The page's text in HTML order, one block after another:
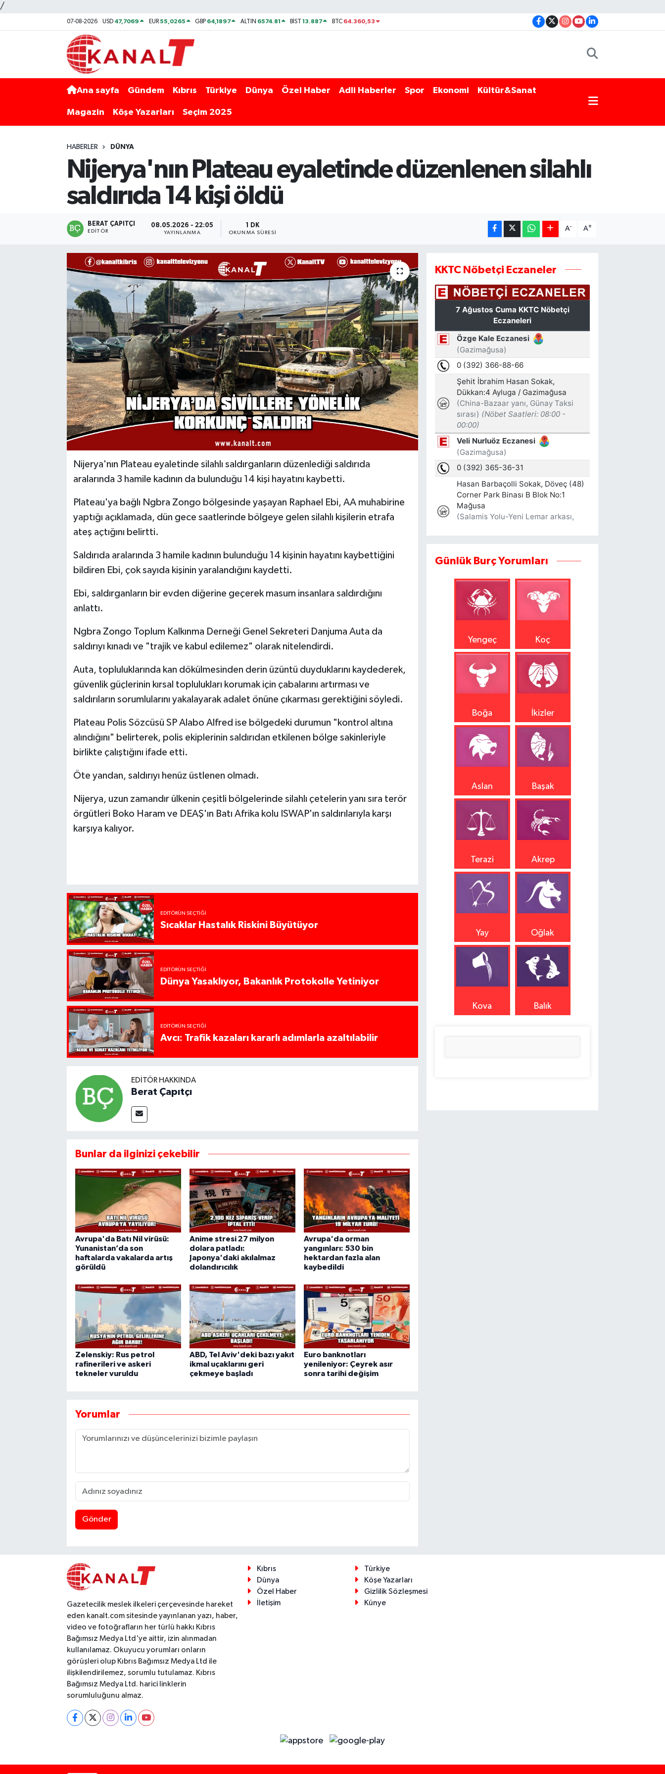
/
07-08-2026 USD 47,7069 EUR55,0265 GBP 64,1897 ALTIN 6574.81 BİST13.887 BTC 64.360,53
Ana sayfa Gündem Kıbrıs Türkiye Dünya Özel Haber Adli Haberler Spor Ekonomi Kültür&Sanat
Magazin Köşe Yazarları Seçim 2025
HABERLER DÜNYA
Nijerya'nın Plateau eyaletinde düzenlenen silahlı
saldırıda 14 kişi öldü
BERAT ÇAPITÇI
EDITÖR
08.05.2026 - 22:05
YAYINLANMA
1 DK
OKUNMA SÜRESI
A- A+
Nijerya'nın Plateau eyaletinde silahlı saldırganların düzenlediği saldırıda
aralarında 3 hamile kadının da bulunduğu 14 kişi hayatını kaybetti.
Plateau'ya bağlı Ngbra Zongo bölgesinde yaşayan Raphael Ebi, AA muhabirine
yaptığı açıklamada, dün gece saatlerinde bölgeye gelen silahlı kişilerin etrafa
ateş açtığını belirtti.
Saldırıda aralarında 3 hamile kadının bulunduğu 14 kişinin hayatını kaybettiğini
bildiren Ebi, çok sayıda kişinin yaralandığını kaydetti.
Ebi, saldırganların bir evden diğerine geçerek masum insanlara saldırdığını
anlattı.
Ngbra Zongo Toplum Kalkınma Derneği Genel Sekreteri Danjuma Auta da
saldırıyı kınadı ve "trajik ve kabul edilemez" olarak nitelendirdi.
Auta, topluluklarında kan dökülmesinden derin üzüntü duyduklarını kaydederek,
güvenlik güçlerinin kırsal toplulukları korumak için çabalarını artırması ve
saldırıların sorumlularını yakalayarak adalet önüne çıkarması gerektiğini söyledi.
Plateau Polis Sözcüsü SP Alabo Alfred ise bölgedeki durumun "kontrol altına
alındığını" belirterek, polis ekiplerinin saldırıdan etkilenen bölge sakinleriyle
birlikte çalıştığını ifade etti.
Öte yandan, saldırıyı henüz üstlenen olmadı.
Nijerya, uzun zamandır ülkenin çeşitli bölgelerinde silahlı çetelerin yanı sıra terör
örgütleri Boko Haram ve DEAŞ'ın Batı Afrika kolu ISWAP'ın saldırılarıyla karşı
karşıya kalıyor.
EDITÖRÜN SEÇTIĞI
Sıcaklar Hastalık Riskini Büyütüyor
EDITÖRÜN SEÇTIĞI
Dünya Yasaklıyor, Bakanlık Protokolle Yetiniyor
EDITÖRÜN SEÇTIĞI
Avcı: Trafik kazaları kararlı adımlarla azaltılabilir
EDITÖR HAKKINDA
Berat Çapıtçı
Bunlar da ilginizi çekebilir
Avrupa'da Batı Nil virüsü:
Yunanistan’da son
haftalarda vakalarda artış
görüldü
Anime stresi 27 milyon
dolara patladı:
Japonya'daki akılalmaz
dolandırıcılık
Avrupa'da orman
yangınları: 530 bin
hektardan fazla alan
kaybedildi
Zelenskiy: Rus petrol
rafinerileri ve askeri
tekneler vuruldu
ABD, Tel Aviv'deki bazı yakıt
ikmal uçaklarını geri
çekmeye başladı
Euro banknotları
yenileniyor: Çeyrek asır
sonra tarihi değişim
Yorumlar
Gönder
KKTC Nöbetçi Eczaneler
Günlük Burç Yorumları
Yengeç Koç
Boğa İkizler
Aslan Başak
Terazi Akrep
Yay Oğlak
Kova Balık
Gazetecilik meslek ilkeleri çerçevesinde hareket
eden kanalt.com sitesinde yayınlanan yazı, haber,
video ve fotoğrafların her türlü hakkı Kıbrıs
Bağımsız Medya Ltd'ye aittir, izin alınmadan
kullanılamaz. Okuyucu yorumları onların
görüşleri olup Kıbrıs Bağımsız Medya Ltd ile
ilişkilendirilemez, sorumlu tutulamaz. Kıbrıs
Bağımsız Medya Ltd. harici linklerin
sorumluluğunu almaz.
Kıbrıs
Türkiye
Dünya
Köşe Yazarları
Özel Haber
Gizlilik Sözleşmesi
İletişim
Künye